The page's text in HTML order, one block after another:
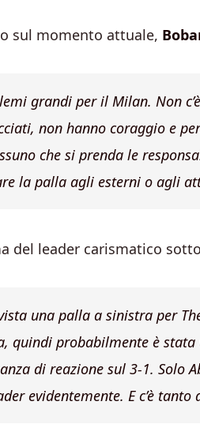
sul momento attuale,
grandi per il Milan. Non
non hanno coraggio e
che si prenda le
la palla agli esterni o agli
del leader carismatico
una palla a sinistra per
quindi probabilmente è stata
di reazione sul 3-1. Solo
evidentemente. E c’è tanto